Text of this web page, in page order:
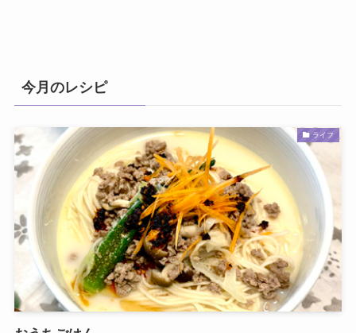
今月のレシピ
ライフ